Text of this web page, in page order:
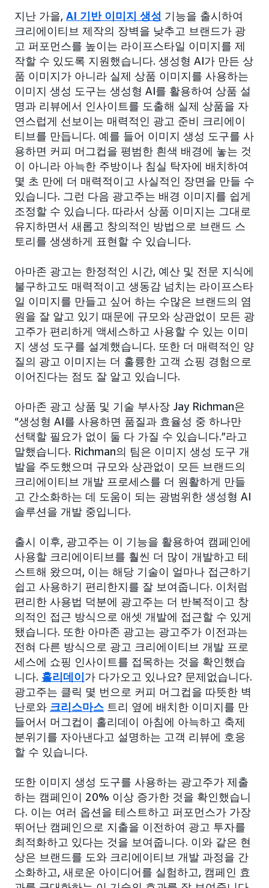
지난 가을, AI 기반 이미지 생성 기능을 출시하여
크리에이티브 제작의 장벽을 낮추고 브랜드가 광
고 퍼포먼스를 높이는 라이프스타일 이미지를 제
작할 수 있도록 지원했습니다. 생성형 AI가 만든 상
품 이미지가 아니라 실제 상품 이미지를 사용하는
이미지 생성 도구는 생성형 AI를 활용하여 상품 설
명과 리뷰에서 인사이트를 도출해 실제 상품을 자
연스럽게 선보이는 매력적인 광고 준비 크리에이
티브를 만듭니다. 예를 들어 이미지 생성 도구를 사
용하면 커피 머그컵을 평범한 흰색 배경에 놓는 것
이 아니라 아늑한 주방이나 침실 탁자에 배치하여
몇 초 만에 더 매력적이고 사실적인 장면을 만들 수
있습니다. 그런 다음 광고주는 배경 이미지를 쉽게
조정할 수 있습니다. 따라서 상품 이미지는 그대로
유지하면서 새롭고 창의적인 방법으로 브랜드 스
토리를 생생하게 표현할 수 있습니다.
아마존 광고는 한정적인 시간, 예산 및 전문 지식에
불구하고도 매력적이고 생동감 넘치는 라이프스타
일 이미지를 만들고 싶어 하는 수많은 브랜드의 염
원을 잘 알고 있기 때문에 규모와 상관없이 모든 광
고주가 편리하게 액세스하고 사용할 수 있는 이미
지 생성 도구를 설계했습니다. 또한 더 매력적인 양
질의 광고 이미지는 더 훌륭한 고객 쇼핑 경험으로
이어진다는 점도 잘 알고 있습니다.
아마존 광고 상품 및 기술 부사장 Jay Richman은
“생성형 AI를 사용하면 품질과 효율성 중 하나만
선택할 필요가 없이 둘 다 가질 수 있습니다.”라고
말했습니다. Richman의 팀은 이미지 생성 도구 개
발을 주도했으며 규모와 상관없이 모든 브랜드의
크리에이티브 개발 프로세스를 더 원활하게 만들
고 간소화하는 데 도움이 되는 광범위한 생성형 AI
솔루션을 개발 중입니다.
출시 이후, 광고주는 이 기능을 활용하여 캠페인에
사용할 크리에이티브를 훨씬 더 많이 개발하고 테
스트해 왔으며, 이는 해당 기술이 얼마나 접근하기
쉽고 사용하기 편리한지를 잘 보여줍니다. 이처럼
편리한 사용법 덕분에 광고주는 더 반복적이고 창
의적인 접근 방식으로 애셋 개발에 접근할 수 있게
됐습니다. 또한 아마존 광고는 광고주가 이전과는
전혀 다른 방식으로 광고 크리에이티브 개발 프로
세스에 쇼핑 인사이트를 접목하는 것을 확인했습
니다. 홀리데이가 다가오고 있나요? 문제없습니다.
광고주는 클릭 몇 번으로 커피 머그컵을 따뜻한 벽
난로와 크리스마스 트리 옆에 배치한 이미지를 만
들어서 머그컵이 홀리데이 아침에 아늑하고 축제
분위기를 자아낸다고 설명하는 고객 리뷰에 호응
할 수 있습니다.
또한 이미지 생성 도구를 사용하는 광고주가 제출
하는 캠페인이 20% 이상 증가한 것을 확인했습니
다. 이는 여러 옵션을 테스트하고 퍼포먼스가 가장
뛰어난 캠페인으로 지출을 이전하여 광고 투자를
최적화하고 있다는 것을 보여줍니다. 이와 같은 현
상은 브랜드를 도와 크리에이티브 개발 과정을 간
소화하고, 새로운 아이디어를 실험하고, 캠페인 효